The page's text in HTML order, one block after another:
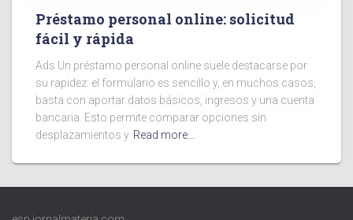
Préstamo personal online: solicitud
fácil y rápida
Ads Un préstamo personal online suele destacarse por
su rapidez: el formulario es sencillo y, en muchos casos,
basta con aportar datos básicos, ingresos y una cuenta
bancaria. Esto permite comparar opciones sin
desplazamientos y Read more…